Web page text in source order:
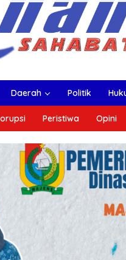
Daerah Politik
Peristiwa Opini